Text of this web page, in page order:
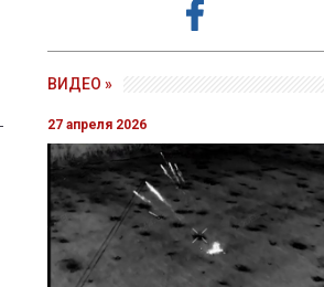
ВИДЕО »
27 апреля 2026